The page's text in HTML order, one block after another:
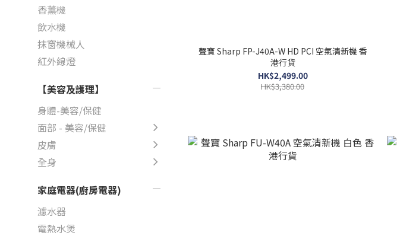
香薰機
飲水機
抹窗機械人
紅外線燈
【美容及護理】
身體-美容/保健
面部 - 美容/保健
皮膚
全身
家庭電器(廚房電器)
濾水器
電熱水煲
聲寶 Sharp FP-J40A-W HD PCI 空氣清新機 香
港行貨
HK$2,499.00
HK$3,380.00